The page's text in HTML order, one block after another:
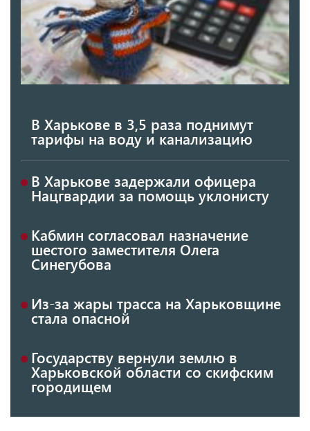
В Харькове в 3,5 раза поднимут
тарифы на воду и канализацию
В Харькове задержали офицера
Нацгвардии за помощь уклонисту
Кабмин согласовал назначение
шестого заместителя Олега
Синегубова
Из-за жары трасса на Харьковщине
стала опасной
Государству вернули землю в
Харьковской области со скифским
городищем